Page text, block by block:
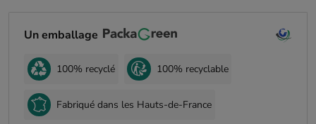
Un emballage
100% recyclé 100% recyclable
Fabriqué dans les Hauts-de-France